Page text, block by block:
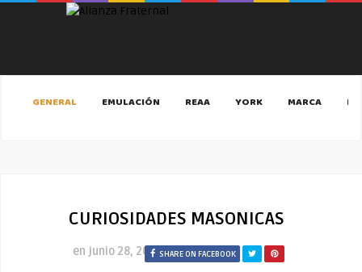
GENERAL EMULACIÓN REAA YORK MARCA
CURIOSIDADES MASONICAS
en junio 28, 2021SHARE ON FACEBOOK